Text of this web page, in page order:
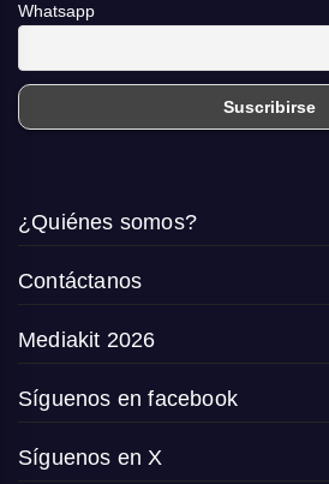
Whatsapp
¿Quiénes somos?
Contáctanos
Mediakit 2026
Síguenos en facebook
Síguenos en X